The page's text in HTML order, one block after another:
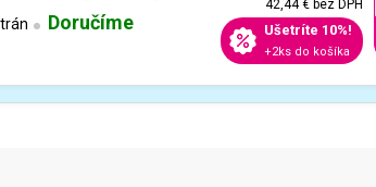
Doručíme
42,44 €bez DPH
Ušetríte 10%!
+2ks do košíka